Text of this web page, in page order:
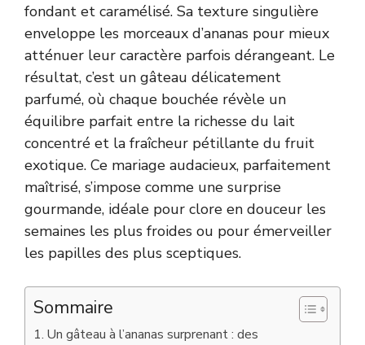
fondant et caramélisé. Sa texture singulière
enveloppe les morceaux d’ananas pour mieux
atténuer leur caractère parfois dérangeant. Le
résultat, c’est un gâteau délicatement
parfumé, où chaque bouchée révèle un
équilibre parfait entre la richesse du lait
concentré et la fraîcheur pétillante du fruit
exotique. Ce mariage audacieux, parfaitement
maîtrisé, s’impose comme une surprise
gourmande, idéale pour clore en douceur les
semaines les plus froides ou pour émerveiller
les papilles des plus sceptiques.
Sommaire
Un gâteau à l’ananas surprenant : des